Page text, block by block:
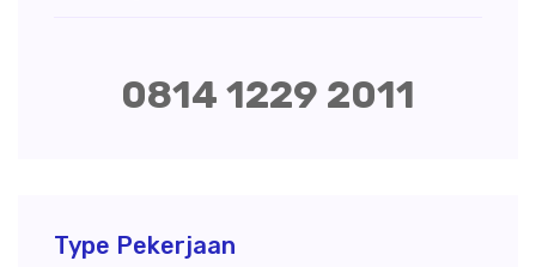
0814 1229 2011
Type Pekerjaan